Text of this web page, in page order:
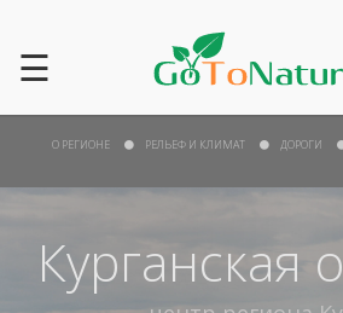
☰
Курганская
О РЕГИОНЕ РЕЛЬЕФ И КЛИМАТ ДОРОГИ